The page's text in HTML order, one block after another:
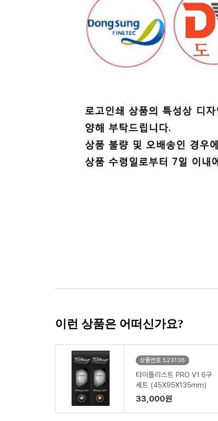
이런 상품은 어떠신가요?
상품번호 523136
타이틀리스트 PRO V1 6구
세트 (45X95X135mm)
33,000원